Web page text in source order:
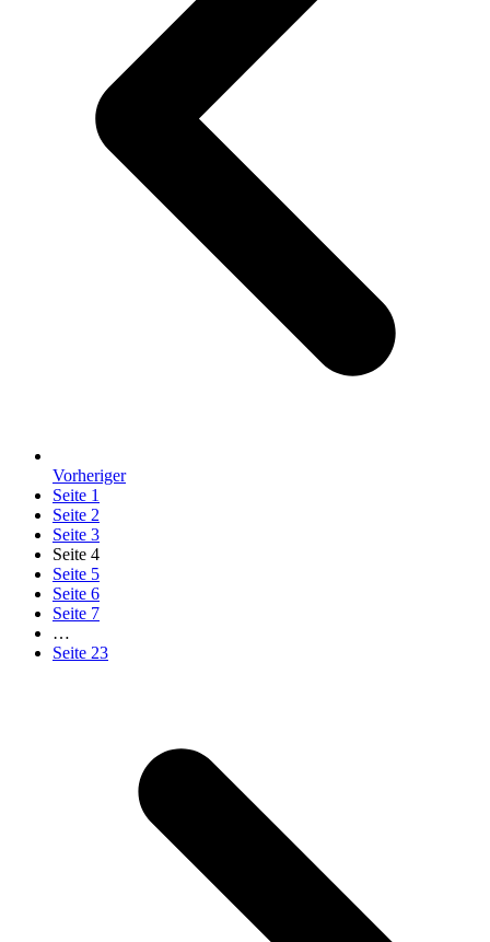
Vorheriger
Seite 1
Seite 2
Seite 3
Seite 4
Seite 5
Seite 6
Seite 7
…
Seite 23